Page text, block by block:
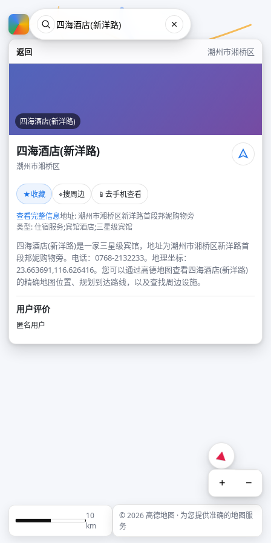
返回 潮州市湘桥区
四海酒店(新洋路)
四海酒店(新洋路)
潮州市湘桥区
★收藏 ⌖搜周边 📱 去手机查看
查看完整信息地址: 潮州市湘桥区新洋路首段邦妮购物旁
类型: 住宿服务;宾馆酒店;三星级宾馆
四海酒店(新洋路)是一家三星级宾馆，地址为潮州市湘桥区新洋路首
段邦妮购物旁。电话：0768-2132233。地理坐标：
23.663691,116.626416。您可以通过高德地图查看四海酒店(新洋路)
的精确地图位置、规划到达路线，以及查找周边设施。
用户评价
匿名用户
+ −
10
km
© 2026 高德地图 · 为您提供准确的地图服
务